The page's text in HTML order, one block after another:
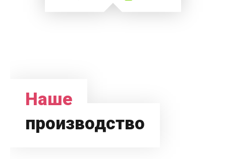
Наше
производство